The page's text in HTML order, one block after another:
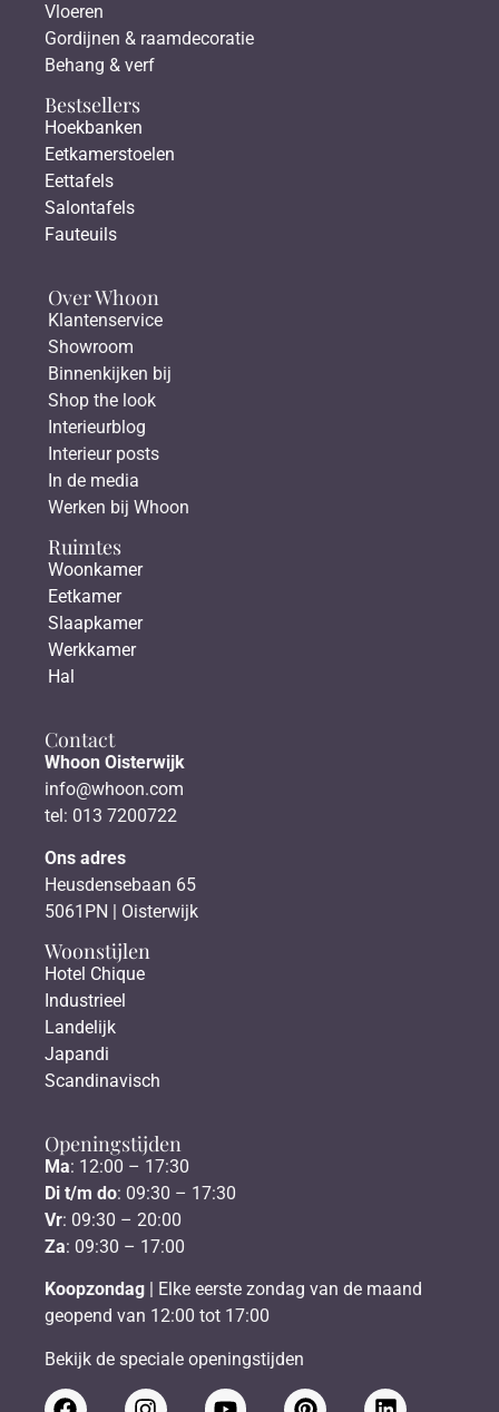
Vloeren
Gordijnen & raamdecoratie
Behang & verf
Bestsellers
Hoekbanken
Eetkamerstoelen
Eettafels
Salontafels
Fauteuils
Over Whoon
Klantenservice
Showroom
Binnenkijken bij
Shop the look
Interieurblog
Interieur posts
In de media
Werken bij Whoon
Ruimtes
Woonkamer
Eetkamer
Slaapkamer
Werkkamer
Hal
Contact
Whoon Oisterwijk
info@whoon.com
tel: 013 7200722
Ons adres
Heusdensebaan 65
5061PN | Oisterwijk
Woonstijlen
Hotel Chique
Industrieel
Landelijk
Japandi
Scandinavisch
Openingstijden
Ma: 12:00 – 17:30
Di t/m do: 09:30 – 17:30
Vr: 09:30 – 20:00
Za: 09:30 – 17:00
Koopzondag | Elke eerste zondag van de maand
geopend van 12:00 tot 17:00
Bekijk de speciale openingstijden